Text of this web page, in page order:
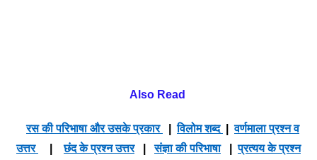
Also Read
रस की परिभाषा और उसके प्रकार |विलोम शब्द |वर्णमाला प्रश्न व
उत्तर
|छंद के प्रश्न उत्तर|संज्ञा की परिभाषा|प्रत्यय के प्रश्न